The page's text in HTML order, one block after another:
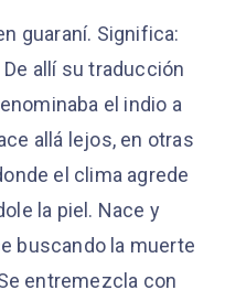
guaraní. Significa:
De allí su traducción
el indio a
allá lejos, en otras
el clima agrede
la piel. Nace y
buscando la muerte
entremezcla con